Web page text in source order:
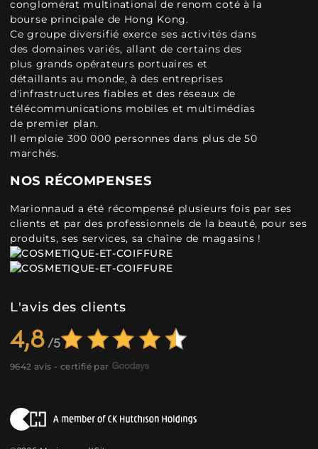
conglomérat multinational de renom coté à la
bourse principale de Hong Kong.
Ce groupe diversifié exerce ses activités dans
des domaines variés, allant de certains des
plus grands opérateurs portuaires et
détaillants au monde, à des entreprises
d'infrastructures fiables et des réseaux de
télécommunications mobiles et multimédias
de premier plan.
Il emploie 300 000 personnes dans plus de 50
marchés.
NOS RÉCOMPENSES
Marionnaud a été récompensé plusieurs fois par ses
clients et par des professionnels de la beauté, pour ses
produits, ses services, sa chaîne de magasins !
L'avis des clients
4,8
9642 avis - certifié par